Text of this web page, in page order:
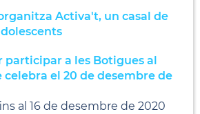
Activa't, un casal de
participar a les Botigues al
celebra el 20 de desembre de
al 16 de desembre de 2020